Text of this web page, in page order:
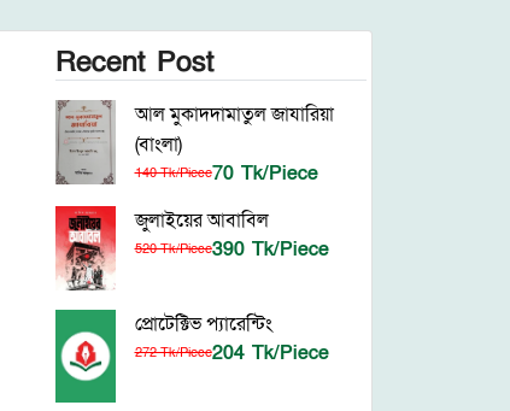
Recent Post
আল মুকাদদামাতুল জাযারিয়া
(বাংলা)
140 Tk/Piece70 Tk/Piece
জুলাইয়ের আবাবিল
520 Tk/Piece390 Tk/Piece
প্রোটেক্টিভ প্যারেন্টিং
272 Tk/Piece204 Tk/Piece